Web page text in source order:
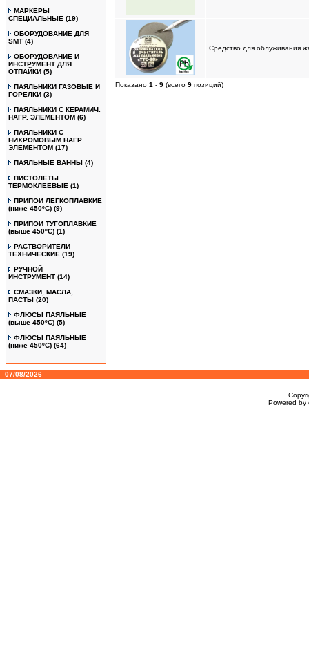
МАРКЕРЫ
СПЕЦИАЛЬНЫЕ (19)
ОБОРУДОВАНИЕ ДЛЯ
SMT (4)
ОБОРУДОВАНИЕ И
ИНСТРУМЕНТ ДЛЯ
ОТПАЙКИ (5)
ПАЯЛЬНИКИ ГАЗОВЫЕ И
ГОРЕЛКИ (3)
ПАЯЛЬНИКИ С КЕРАМИЧ.
НАГР. ЭЛЕМЕНТОМ (6)
ПАЯЛЬНИКИ С
НИХРОМОВЫМ НАГР.
ЭЛЕМЕНТОМ (17)
ПАЯЛЬНЫЕ ВАННЫ (4)
ПИСТОЛЕТЫ
ТЕРМОКЛЕЕВЫЕ (1)
ПРИПОИ ЛЕГКОПЛАВКИЕ
(ниже 450ºС) (9)
ПРИПОИ ТУГОПЛАВКИЕ
(выше 450ºС) (1)
РАСТВОРИТЕЛИ
ТЕХНИЧЕСКИЕ (19)
РУЧНОЙ
ИНСТРУМЕНТ (14)
СМАЗКИ, МАСЛА,
ПАСТЫ (20)
ФЛЮСЫ ПАЯЛЬНЫЕ
(выше 450ºC) (5)
ФЛЮСЫ ПАЯЛЬНЫЕ
(ниже 450ºC) (64)
Средство для облуживания
Показано 1 - 9 (всего 9 позиций)
07/08/2026
Powered by